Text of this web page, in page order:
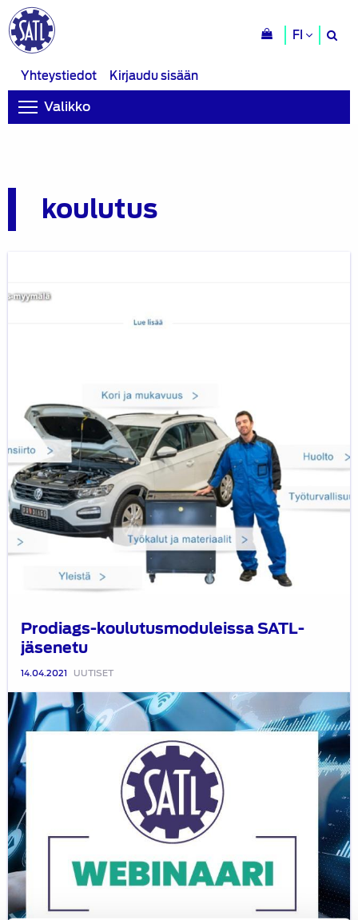
FI
Yhteystiedot
Kirjaudu sisään
Valikko
koulutus
Prodiags-koulutusmoduleissa SATL-
jäsenetu
14.04.2021 UUTISET
SATL-
Webinaaritallenne:
Autoalan
koulutuksen
kasvu
ja
kansainvälistyminen